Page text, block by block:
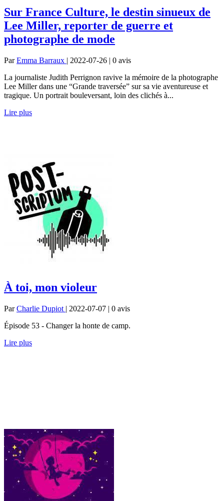
Sur France Culture, le destin sinueux de
Lee Miller, reporter de guerre et
photographe de mode
ParEmma Barraux | 2022-07-26 | 0 avis
La journaliste Judith Perrignon ravive la mémoire de la photographe
Lee Miller dans une “Grande traversée” sur sa vie aventureuse et
tragique. Un portrait bouleversant, loin des clichés à...
Lire plus
À toi, mon violeur
ParCharlie Dupiot | 2022-07-07 | 0 avis
Épisode 53 - Changer la honte de camp.
Lire plus